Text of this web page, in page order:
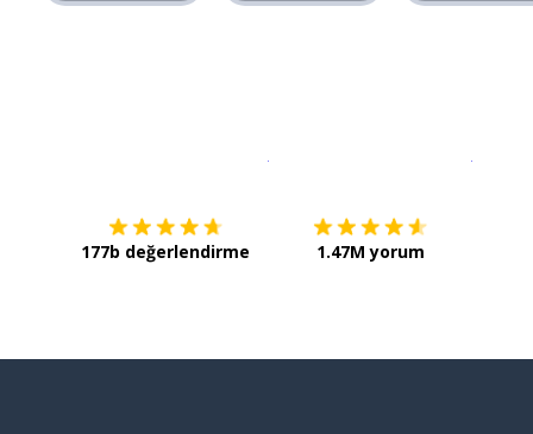
177b değerlendirme 1.47M yorum